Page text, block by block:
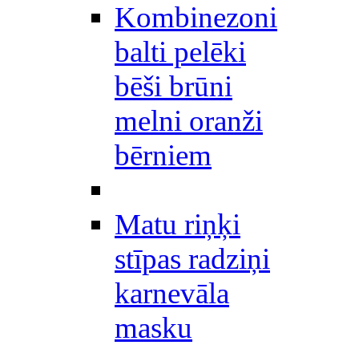
Kombinezoni
balti pelēki
bēši brūni
melni oranži
bērniem
Matu riņķi
stīpas radziņi
karnevāla
masku